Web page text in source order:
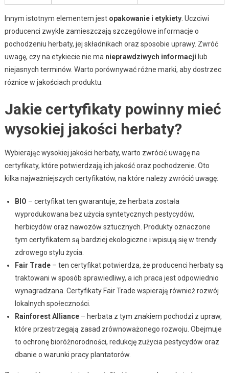
Innym istotnym elementem jest opakowanie i etykiety. Uczciwi
producenci zwykle zamieszczają szczegółowe informacje o
pochodzeniu herbaty, jej składnikach oraz sposobie uprawy. Zwróć
uwagę, czy na etykiecie nie ma nieprawdziwych informacji lub
niejasnych terminów. Warto porównywać różne marki, aby dostrzec
różnice w jakościach produktu.
Jakie certyfikaty powinny mieć
wysokiej jakości herbaty?
Wybierając wysokiej jakości herbaty, warto zwrócić uwagę na
certyfikaty, które potwierdzają ich jakość oraz pochodzenie. Oto
kilka najważniejszych certyfikatów, na które należy zwrócić uwagę:
BIO – certyfikat ten gwarantuje, że herbata została
wyprodukowana bez użycia syntetycznych pestycydów,
herbicydów oraz nawozów sztucznych. Produkty oznaczone
tym certyfikatem są bardziej ekologiczne i wpisują się w trendy
zdrowego stylu życia.
Fair Trade– ten certyfikat potwierdza, że producenci herbaty są
traktowani w sposób sprawiedliwy, a ich praca jest odpowiednio
wynagradzana. Certyfikaty Fair Trade wspierają również rozwój
lokalnych społeczności.
Rainforest Alliance– herbata z tym znakiem pochodzi z upraw,
które przestrzegają zasad zrównoważonego rozwoju. Obejmuje
to ochronę bioróżnorodności, redukcję zużycia pestycydów oraz
dbanie o warunki pracy plantatorów.